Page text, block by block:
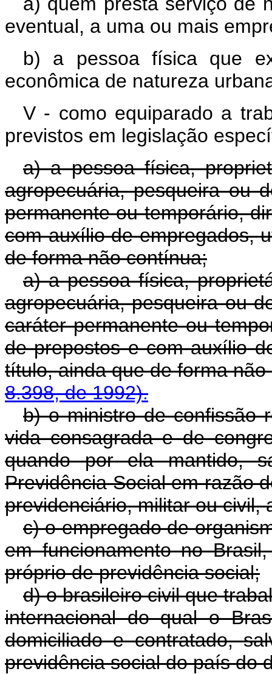
eventual, a uma ou mais
b) a pessoa física que
econômica de natureza
V - como equiparado a
previstos em legislação
a) a pessoa física,
agropecuária, pesqueira ou
permanente ou temporário,
com auxílio de empregados,
de forma não contínua;
a) a pessoa física,
agropecuária, pesqueira ou
caráter permanente ou
de prepostos e com auxílio
título, ainda que de forma
8.398, de 1992).
b) o ministro de confissão
vida consagrada e de
quando por ela mantido,
Previdência Social em razão
previdenciário, militar ou civil,
c) o empregado de
em funcionamento no
próprio de previdência social;
d) o brasileiro civil que
internacional do qual o
domiciliado e contratado,
previdência social do país do